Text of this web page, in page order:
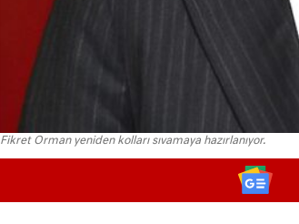
Fikret Orman yeniden kolları sıvamaya hazırlanıyor.